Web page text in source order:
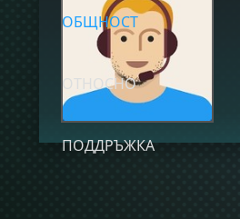
ОБЩНОСТ
ОТНОСНО
ПОДДРЪЖКА